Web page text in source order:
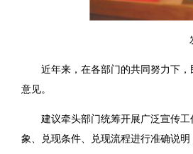
发
近年来，在各部门的共同努力下，
意见。
建议牵头部门统筹开展广泛宣传工
象、兑现条件、兑现流程进行准确说